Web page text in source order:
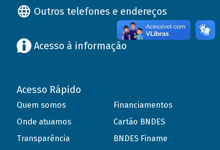
Outros telefones e endereços
Acesso à informação
Acesso Rápido
Quem somos
Onde atuamos
Transparência
Financiamentos
Cartão BNDES
BNDES Finame